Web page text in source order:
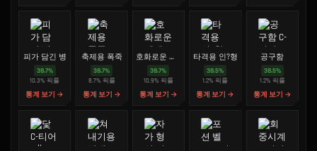
피가 담긴 병
38.7%
10.3%픽률
통계 보기 →
축제용 폭죽
38.7%
8.7% 픽률
통계 보기 →
호화로운 베개
38.7%
10.9% 픽률
통계 보기 →
타격용 인?형
38.5%
1.2%픽률
통계 보기 →
공구함
38.5%
1.2% 픽률
통계 보기 →